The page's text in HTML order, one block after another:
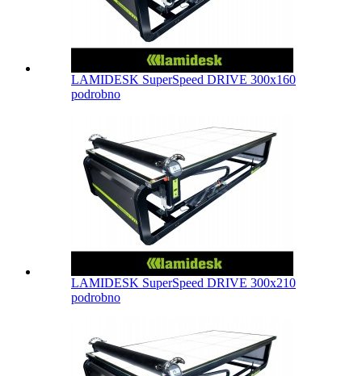
LAMIDESK SuperSpeed DRIVE 300x160
podrobno
LAMIDESK SuperSpeed DRIVE 300x210
podrobno